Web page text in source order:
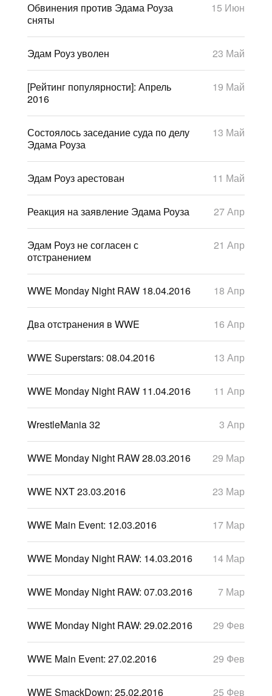
Обвинения против Эдама Роуза
сняты
15 Июн
Эдам Роуз уволен 23 Май
[Рейтинг популярности]: Апрель
2016
19 Май
Состоялось заседание суда по делу
Эдама Роуза
13 Май
Эдам Роуз арестован 11 Май
Реакция на заявление Эдама Роуза 27 Апр
Эдам Роуз не согласен с
отстранением
21 Апр
WWE Monday Night RAW 18.04.2016 18 Апр
Два отстранения в WWE 16 Апр
WWE Superstars: 08.04.2016 13 Апр
WWE Monday Night RAW 11.04.2016 11 Апр
WrestleMania 32 3 Апр
WWE Monday Night RAW 28.03.2016 29 Мар
WWE NXT 23.03.2016 23 Мар
WWE Main Event: 12.03.2016 17 Мар
WWE Monday Night RAW: 14.03.2016 14 Мар
WWE Monday Night RAW: 07.03.2016 7 Мар
WWE Monday Night RAW: 29.02.2016 29 Фев
WWE Main Event: 27.02.2016 29 Фев
WWE SmackDown: 25.02.2016 25 Фев